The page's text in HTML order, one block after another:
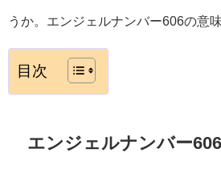
うか。エンジェルナンバー606の意
目次
エンジェルナンバー